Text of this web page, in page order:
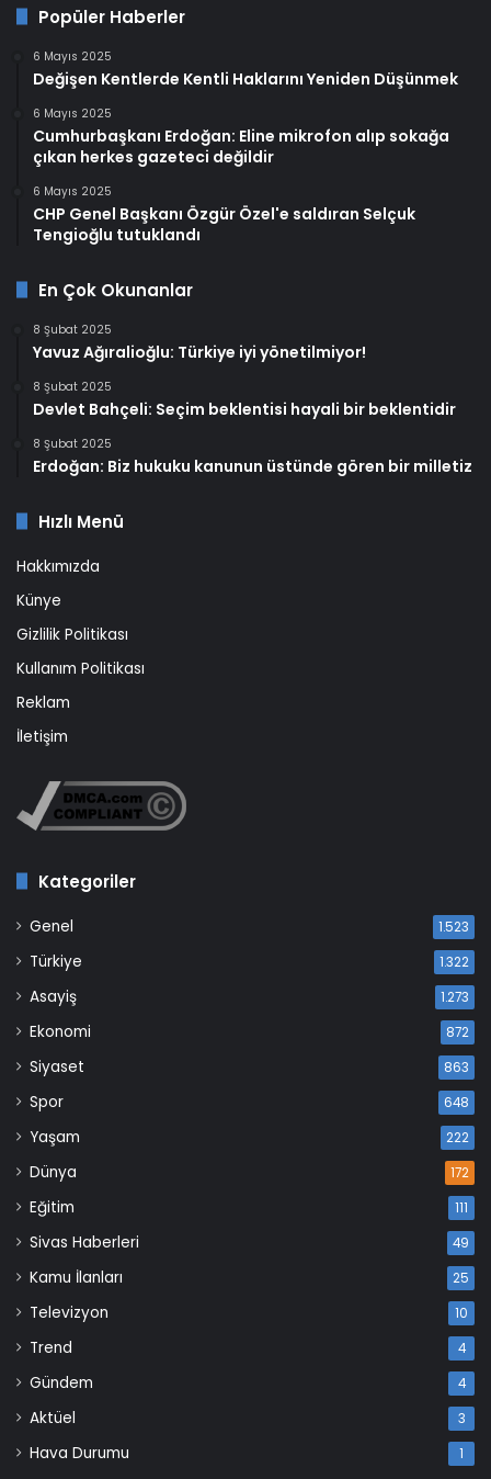
Popüler Haberler
6 Mayıs 2025
Değişen Kentlerde Kentli Haklarını Yeniden Düşünmek
6 Mayıs 2025
Cumhurbaşkanı Erdoğan: Eline mikrofon alıp sokağa
çıkan herkes gazeteci değildir
6 Mayıs 2025
CHP Genel Başkanı Özgür Özel'e saldıran Selçuk
Tengioğlu tutuklandı
En Çok Okunanlar
8 Şubat 2025
Yavuz Ağıralioğlu: Türkiye iyi yönetilmiyor!
8 Şubat 2025
Devlet Bahçeli: Seçim beklentisi hayali bir beklentidir
8 Şubat 2025
Erdoğan: Biz hukuku kanunun üstünde gören bir milletiz
Hızlı Menü
Hakkımızda
Künye
Gizlilik Politikası
Kullanım Politikası
Reklam
İletişim
Kategoriler
Genel 1.523
Türkiye 1.322
Asayiş 1.273
Ekonomi 872
Siyaset 863
Spor 648
Yaşam 222
Dünya 172
Eğitim 111
Sivas Haberleri 49
Kamu İlanları 25
Televizyon 10
Trend 4
Gündem 4
Aktüel 3
Hava Durumu 1